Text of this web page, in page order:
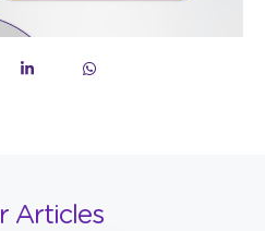
Articles